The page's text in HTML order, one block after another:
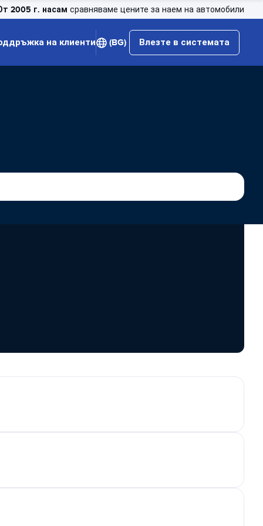
2005 г. насам сравняваме цените за наем на автомобили
на клиенти (BG) Влезте в системата